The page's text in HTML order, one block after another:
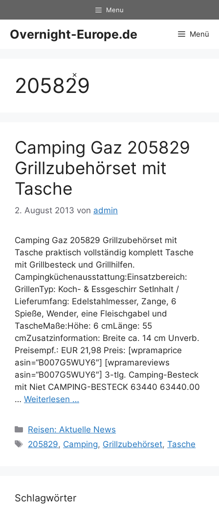
×
Inhalt
springen
Menu
Overnight-Europe.de Menü
205829
Camping Gaz 205829
Grillzubehörset mit
Tasche
2. August 2013 von admin
Camping Gaz 205829 Grillzubehörset mit
Tasche praktisch vollständig komplett Tasche
mit Grillbesteck und Grillhilfen.
Campingküchenausstattung:Einsatzbereich:
GrillenTyp: Koch- & Essgeschirr SetInhalt /
Lieferumfang: Edelstahlmesser, Zange, 6
Spieße, Wender, eine Fleischgabel und
TascheMaße:Höhe: 6 cmLänge: 55
cmZusatzinformation: Breite ca. 14 cm Unverb.
Preisempf.: EUR 21,98 Preis: [wpramaprice
asin=“B007G5WUY6″] [wpramareviews
asin=“B007G5WUY6″] 3-tlg. Camping-Besteck
mit Niet CAMPING-BESTECK 63440 63440.00
… Weiterlesen …
Kategorien
Reisen: Aktuelle News
Schlagwörter
205829, Camping, Grillzubehörset,Tasche
Schlagwörter